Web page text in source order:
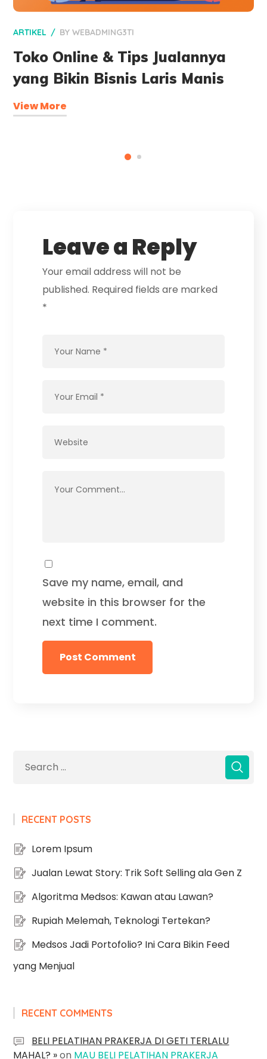
ARTIKEL BYWEBADMING3TI
Toko Online & Tips Jualannya
yang Bikin Bisnis Laris Manis
View More
Leave a Reply
Your email address will not be
published. Required fields are marked
*
Save my name, email, and
website in this browser for the
next time I comment.
RECENT POSTS
Lorem Ipsum
Jualan Lewat Story: Trik Soft Selling ala Gen Z
Algoritma Medsos: Kawan atau Lawan?
Rupiah Melemah, Teknologi Tertekan?
Medsos Jadi Portofolio? Ini Cara Bikin Feed
yang Menjual
RECENT COMMENTS
BELI PELATIHAN PRAKERJA DI GETI TERLALU
MAHAL? »on MAU BELI PELATIHAN PRAKERJA